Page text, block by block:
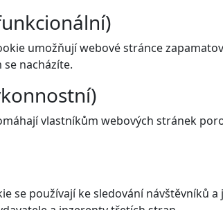
umožňují webové stránce
nacházíte.
vlastníkům webových stránek
se používají ke sledování návštěvníků